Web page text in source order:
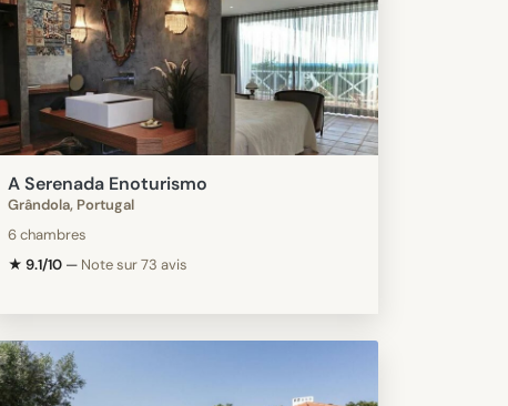
A Serenada Enoturismo
Grândola, Portugal
6 chambres
★ 9.1/10— Note sur 73 avis